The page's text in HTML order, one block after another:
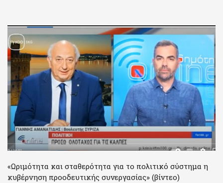
«Ωριμότητα και σταθερότητα για το πολιτικό σύστημα η
κυβέρνηση προοδευτικής συνεργασίας» (βίντεο)